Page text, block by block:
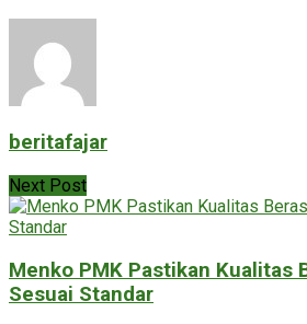
beritafajar
Next Post
Menko PMK Pastikan Kualitas
Sesuai Standar